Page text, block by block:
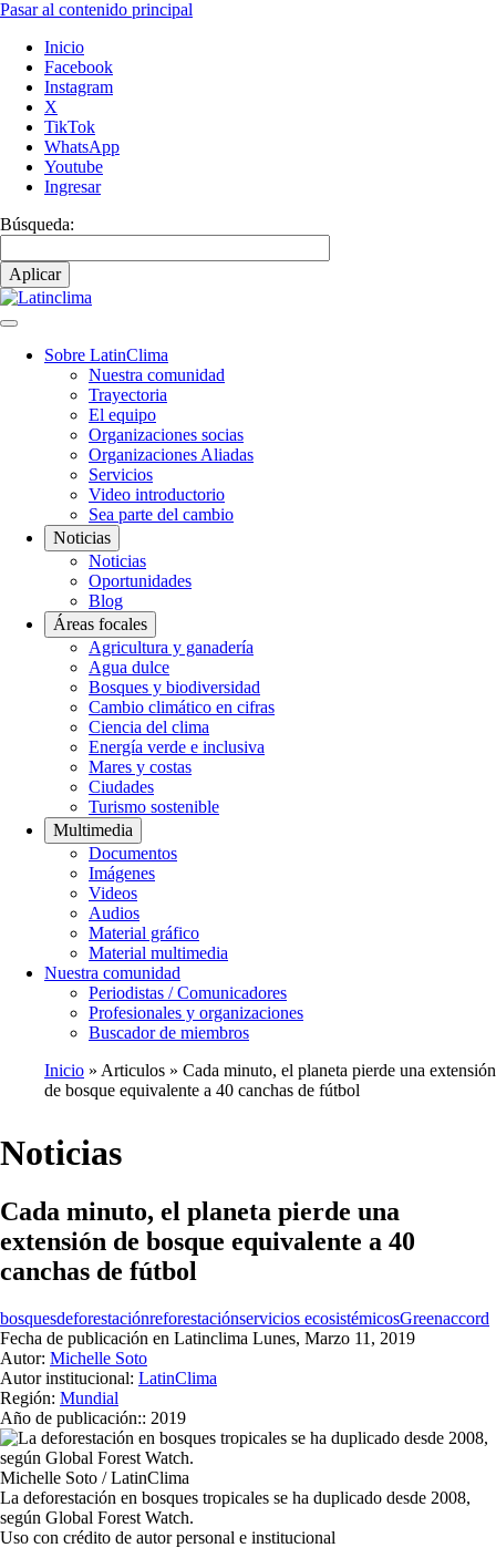
Pasar al contenido principal
Inicio
Facebook
Instagram
X
TikTok
WhatsApp
Youtube
Ingresar
Búsqueda:
Navegación
Sobre LatinClima
Nuestra comunidad
Trayectoria
El equipo
Organizaciones socias
Organizaciones Aliadas
Servicios
Video introductorio
Sea parte del cambio
Noticias
Noticias
Oportunidades
Blog
Áreas focales
Agricultura y ganadería
Agua dulce
Bosques y biodiversidad
Cambio climático en cifras
Ciencia del clima
Energía verde e inclusiva
Mares y costas
Ciudades
Turismo sostenible
Multimedia
Documentos
Imágenes
Videos
Audios
Material gráfico
Material multimedia
Nuestra comunidad
Periodistas / Comunicadores
Profesionales y organizaciones
Buscador de miembros
Ruta
navegación
Inicio Articulos
Cada minuto, el planeta pierde una extensión
de bosque equivalente a 40 canchas de fútbol
Noticias
Cada minuto, el planeta pierde una
extensión de bosque equivalente a 40
canchas de fútbol
bosquesdeforestaciónreforestaciónservicios ecosistémicosGreenaccord
Fecha de publicación en Latinclima Lunes, Marzo 11, 2019
Autor: Michelle Soto
Autor institucional: LatinClima
Región: Mundial
Año de publicación:: 2019
Michelle Soto / LatinClima
La deforestación en bosques tropicales se ha duplicado desde 2008,
según Global Forest Watch.
Uso con crédito de autor personal e institucional